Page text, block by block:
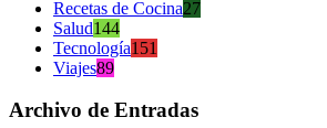
Recetas de Cocina27
Salud144
Tecnología151
Viajes89
Archivo de Entradas